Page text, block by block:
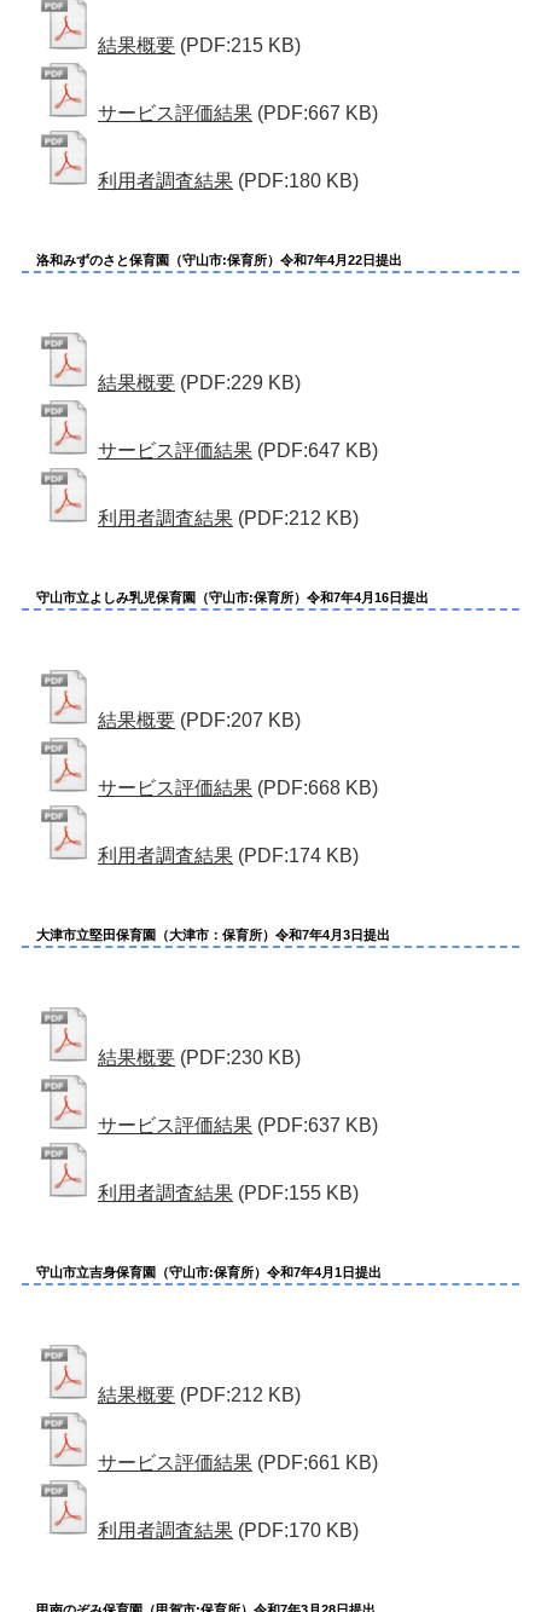
結果概要 (PDF:215 KB)
サービス評価結果 (PDF:667 KB)
利用者調査結果 (PDF:180 KB)
洛和みずのさと保育園（守山市:保育所）令和7年4月22日提出
結果概要 (PDF:229 KB)
サービス評価結果 (PDF:647 KB)
利用者調査結果 (PDF:212 KB)
守山市立よしみ乳児保育園（守山市:保育所）令和7年4月16日提出
結果概要 (PDF:207 KB)
サービス評価結果 (PDF:668 KB)
利用者調査結果 (PDF:174 KB)
大津市立堅田保育園（大津市：保育所）令和7年4月3日提出
結果概要 (PDF:230 KB)
サービス評価結果 (PDF:637 KB)
利用者調査結果 (PDF:155 KB)
守山市立吉身保育園（守山市:保育所）令和7年4月1日提出
結果概要 (PDF:212 KB)
サービス評価結果 (PDF:661 KB)
利用者調査結果 (PDF:170 KB)